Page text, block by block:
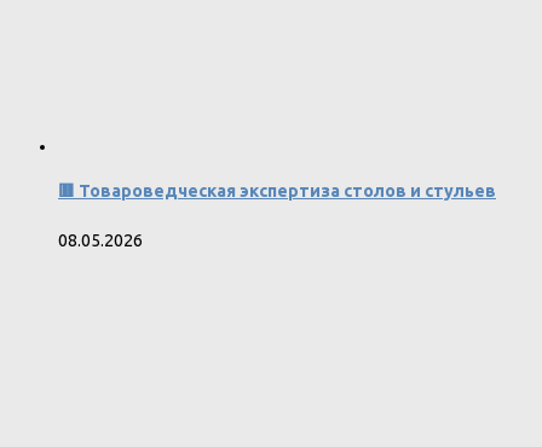
🟥 Товароведческая экспертиза столов и стульев
08.05.2026